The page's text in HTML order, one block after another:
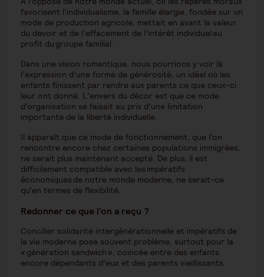
favorisent l’individualisme, la famille élargie, fondée sur un
mode de production agricole, mettait en avant la valeur
du devoir et de l’effacement de l’intérêt individuel au
profit du groupe familial.
Dans une vision romantique, nous pourrions y voir là
l’expression d’une forme de générosité, un idéal où les
enfants finissent par rendre aux parents ce que ceux-ci
leur ont donné. L’envers du décor est que ce mode
d’organisation se faisait au prix d’une limitation
importante de la liberté individuelle.
Il apparaît que ce mode de fonctionnement, que l’on
rencontre encore chez certaines populations immigrées,
ne serait plus maintenant accepté. De plus, il est
difficilement compatible avec les impératifs
économiques de notre monde moderne, ne serait-ce
qu’en termes de flexibilité.
Redonner ce que l’on a reçu ?
Concilier solidarité intergénérationnelle et impératifs de
la vie moderne pose souvent problème, surtout pour la
« génération sandwich », coincée entre des enfants
encore dépendants d’eux et des parents vieillissants.